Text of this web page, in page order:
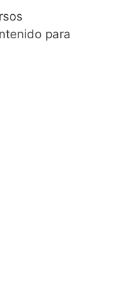
para